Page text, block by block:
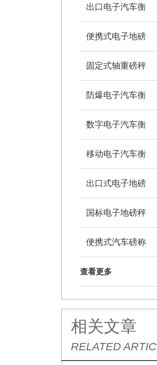
出口电子汽车衡
便携式电子地磅
固定式轴重磅秤
防爆电子汽车衡
数字电子汽车衡
移动电子汽车衡
出口式电子地磅
国标电子地磅秤
便携式汽车磅称
查看更多
相关文章
RELATED